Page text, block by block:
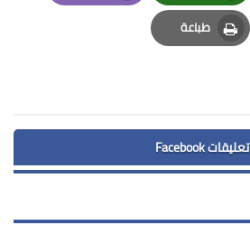
Whatsapp
Email
طباعة
Print
تعليقات Facebook